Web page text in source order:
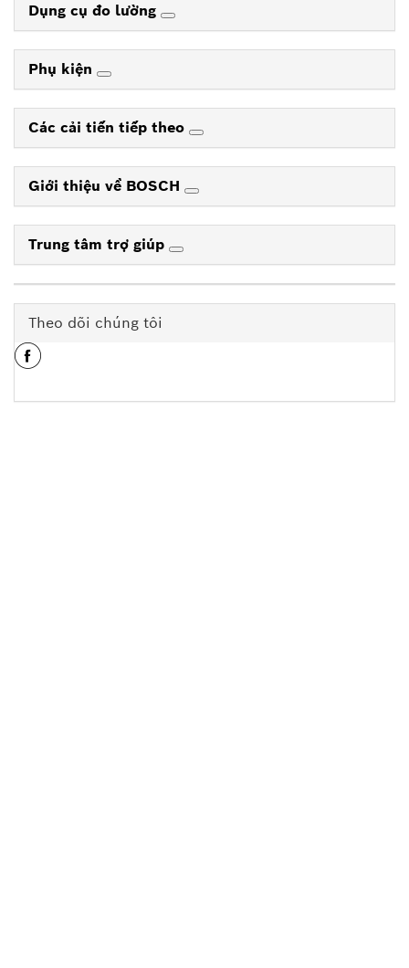
Dụng cụ đo lường
Phụ kiện
Các cải tiến tiếp theo
Giới thiệu về BOSCH
Trung tâm trợ giúp
Theo dõi chúng tôi